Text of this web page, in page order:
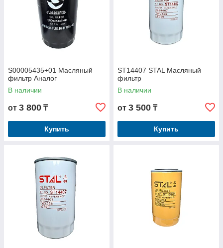
S00005435+01 Масляный
фильтр Аналог
В наличии
от 3 800 ₸
Купить
ST14407 STAL Масляный
фильтр
В наличии
от 3 500 ₸
Купить